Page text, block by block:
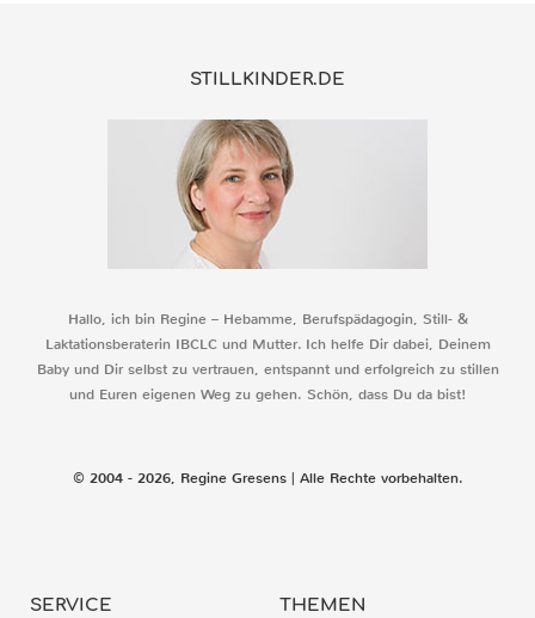
STILLKINDER.DE
Hallo, ich bin Regine – Hebamme, Berufspädagogin, Still- &
Laktationsberaterin IBCLC und Mutter. Ich helfe Dir dabei, Deinem
Baby und Dir selbst zu vertrauen, entspannt und erfolgreich zu stillen
und Euren eigenen Weg zu gehen. Schön, dass Du da bist!
© 2004 - 2026, Regine Gresens | Alle Rechte vorbehalten.
SERVICE THEMEN